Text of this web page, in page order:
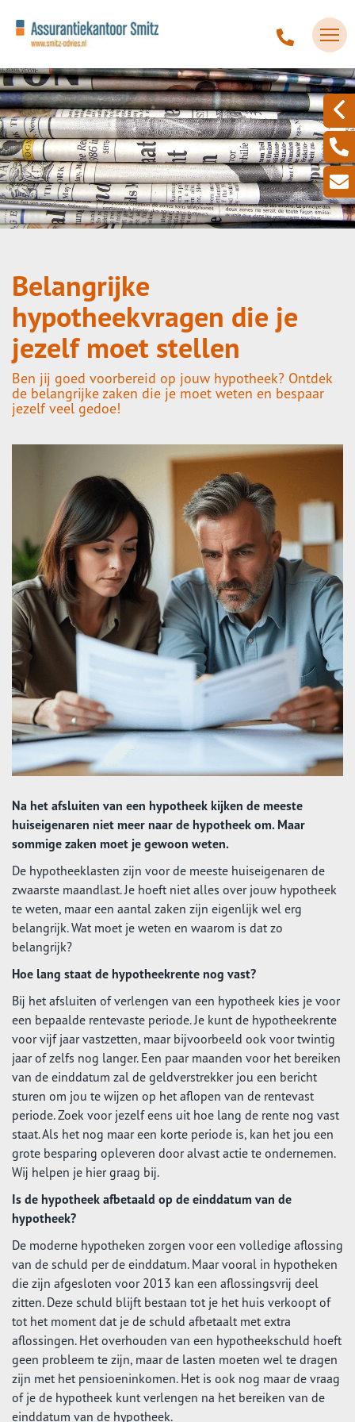
Belangrijke
hypotheekvragen die je
jezelf moet stellen
Ben jij goed voorbereid op jouw hypotheek? Ontdek
de belangrijke zaken die je moet weten en bespaar
jezelf veel gedoe!
Na het afsluiten van een hypotheek kijken de meeste
huiseigenaren niet meer naar de hypotheek om. Maar
sommige zaken moet je gewoon weten.
De hypotheeklasten zijn voor de meeste huiseigenaren de
zwaarste maandlast. Je hoeft niet alles over jouw hypotheek
te weten, maar een aantal zaken zijn eigenlijk wel erg
belangrijk. Wat moet je weten en waarom is dat zo
belangrijk?
Hoe lang staat de hypotheekrente nog vast?
Bij het afsluiten of verlengen van een hypotheek kies je voor
een bepaalde rentevaste periode. Je kunt de hypotheekrente
voor vijf jaar vastzetten, maar bijvoorbeeld ook voor twintig
jaar of zelfs nog langer. Een paar maanden voor het bereiken
van de einddatum zal de geldverstrekker jou een bericht
sturen om jou te wijzen op het aflopen van de rentevast
periode. Zoek voor jezelf eens uit hoe lang de rente nog vast
staat. Als het nog maar een korte periode is, kan het jou een
grote besparing opleveren door alvast actie te ondernemen.
Wij helpen je hier graag bij.
Is de hypotheek afbetaald op de einddatum van de
hypotheek?
De moderne hypotheken zorgen voor een volledige aflossing
van de schuld per de einddatum. Maar vooral in hypotheken
die zijn afgesloten voor 2013 kan een aflossingsvrij deel
zitten. Deze schuld blijft bestaan tot je het huis verkoopt of
tot het moment dat je de schuld afbetaalt met extra
aflossingen. Het overhouden van een hypotheekschuld hoeft
geen probleem te zijn, maar de lasten moeten wel te dragen
zijn met het pensioeninkomen. Het is ook nog maar de vraag
of je de hypotheek kunt verlengen na het bereiken van de
einddatum van de hypotheek.